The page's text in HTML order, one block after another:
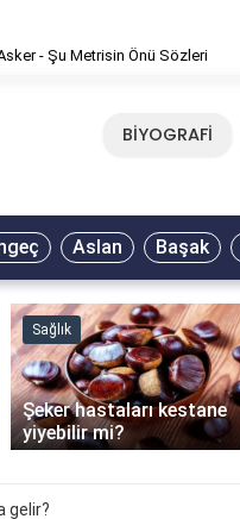
- Şu Metrisin Önü Sözleri
BİYOGRAFİ
Aslan Başak
Sağlık
Şeker hastaları kestane
yiyebilir mi?
gelir?